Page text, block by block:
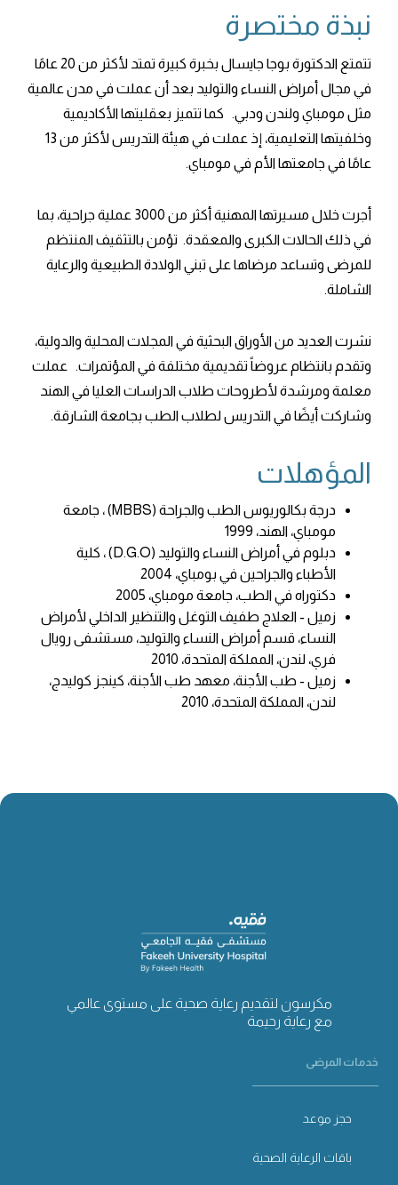
نبذة مختصرة
تتمتع الدكتورة بوجا جايسال بخبرة كبيرة تمتد لأكثر من 20 عامًا
في مجال أمراض النساء والتوليد بعد أن عملت في مدن عالمية
مثل مومباي ولندن ودبي. كما تتميز بعقليتها الأكاديمية
وخلفيتها التعليمية، إذ عملت في هيئة التدريس لأكثر من 13
عامًا في جامعتها الأم في مومباي.
أجرت خلال مسيرتها المهنية أكثر من 3000 عملية جراحية، بما
في ذلك الحالات الكبرى والمعقدة. تؤمن بالتثقيف المنتظم
للمرضى وتساعد مرضاها على تبني الولادة الطبيعية والرعاية
الشاملة.
نشرت العديد من الأوراق البحثية في المجلات المحلية والدولية،
وتقدم بانتظام عروضاً تقديمية مختلفة في المؤتمرات. عملت
معلمة ومرشدة لأطروحات طلاب الدراسات العليا في الهند
وشاركت أيضًا في التدريس لطلاب الطب بجامعة الشارقة.
المؤهلات
درجة بكالوريوس الطب والجراحة (MBBS) ، جامعة
مومباي، الهند، 1999
دبلوم في أمراض النساء والتوليد (D.G.O) ، كلية
الأطباء والجراحين في بومباي، 2004
دكتوراه في الطب، جامعة مومباي، 2005
زميل - العلاج طفيف التوغل والتنظير الداخلي لأمراض
النساء، قسم أمراض النساء والتوليد، مستشفى رويال
فري، لندن، المملكة المتحدة، 2010
زميل - طب الأجنة، معهد طب الأجنة، كينجز كوليدج،
لندن، المملكة المتحدة، 2010
مكرسون لتقديم رعاية صحية على مستوى عالمي
مع رعاية رحيمة
خدمات المرضى
حجز موعد
باقات الرعاية الصحية